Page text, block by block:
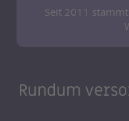
Seit 2011
Rundum